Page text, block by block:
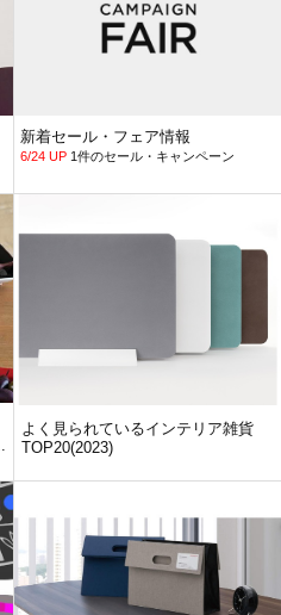
新着セール・フェア情報
6/24 UP 1件のセール・キャンペーン
よく見られているインテリア雑貨
TOP20(2023)